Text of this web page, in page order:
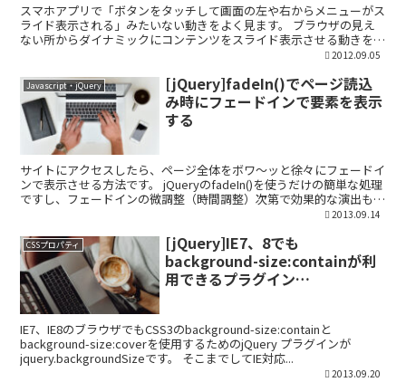
スマホアプリで「ボタンをタッチして画面の左や右からメニューがス
ライド表示される」みたいない動きをよく見ます。 ブラウザの見え
ない所からダイナミックにコンテンツをスライド表示させる動きを、
2012.09.05
Javascript・jQuery
[jQuery]fadeIn()でページ読込
み時にフェードインで要素を表示
する
サイトにアクセスしたら、ページ全体をボワ〜ッと徐々にフェードイ
ンで表示させる方法です。 jQueryのfadeIn()を使うだけの簡単な処理
ですし、フェードインの微調整（時間調整）次第で効果的な演出も可
2013.09.14
CSSプロパティ
[jQuery]IE7、8でも
background-size:containが利
用できるプラグイン
IE7、IE8のブラウザでもCSS3のbackground-size:containと
background-size:coverを使用するためのjQuery プラグインが
jquery.backgroundSizeです。 そこまでしてIE対応...
2013.09.20